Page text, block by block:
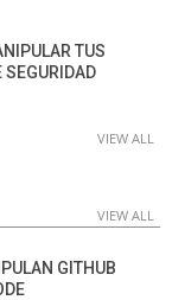
TUS
SEGURIDAD
VIEW ALL
VIEW ALL
GITHUB